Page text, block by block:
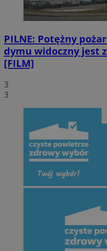
PILNE: Potężny
dymu widoczny jest
[FILM]
3
3